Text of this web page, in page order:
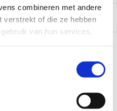
combineren met andere
verstrekt of die ze hebben
van hun services.